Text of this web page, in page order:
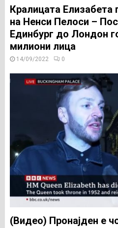
Кралицата Елизабета
на Ненси Пелоси –
Единбург до Лондон
милиони лица
14/09/2022 0
(Видео) Пронајден е